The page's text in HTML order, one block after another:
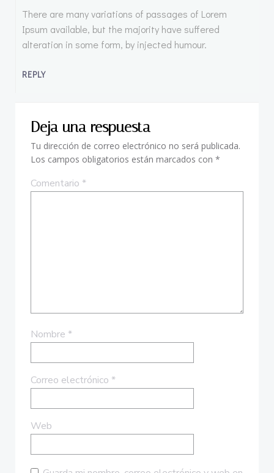
There are many variations of passages of Lorem
Ipsum available, but the majority have suffered
alteration in some form, by injected humour.
REPLY
Deja una respuesta
Tu dirección de correo electrónico no será publicada.
Los campos obligatorios están marcados con *
Comentario *
Nombre *
Correo electrónico *
Web